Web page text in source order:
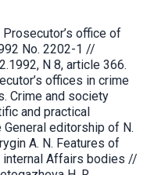
Prosecutor’s office of
No. 2202-1 //
N 8, article 366.
offices in crime
Crime and society
and practical
editorship of N.
A. N. Features of
Affairs bodies //